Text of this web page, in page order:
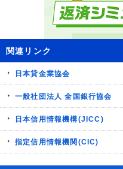
関連リンク
日本貸金業協会
一般社団法人 全国銀行協会
日本信用情報機構(JICC)
指定信用情報機関(CIC)